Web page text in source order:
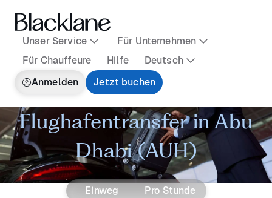
Unser Service
Für Unternehmen
Für Chauffeure
Hilfe
Deutsch
Anmelden
Jetzt buchen
Flughafentransfer in Abu
Dhabi (AUH)
Einweg Pro Stunde